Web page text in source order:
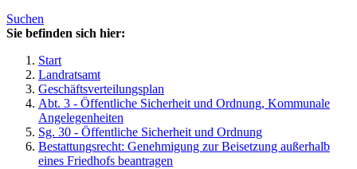
Suchen
Sie befinden sich hier:
Start
Landratsamt
Geschäftsverteilungsplan
Abt. 3 - Öffentliche Sicherheit und Ordnung, Kommunale
Angelegenheiten
Sg. 30 - Öffentliche Sicherheit und Ordnung
Bestattungsrecht: Genehmigung zur Beisetzung außerhalb
eines Friedhofs beantragen